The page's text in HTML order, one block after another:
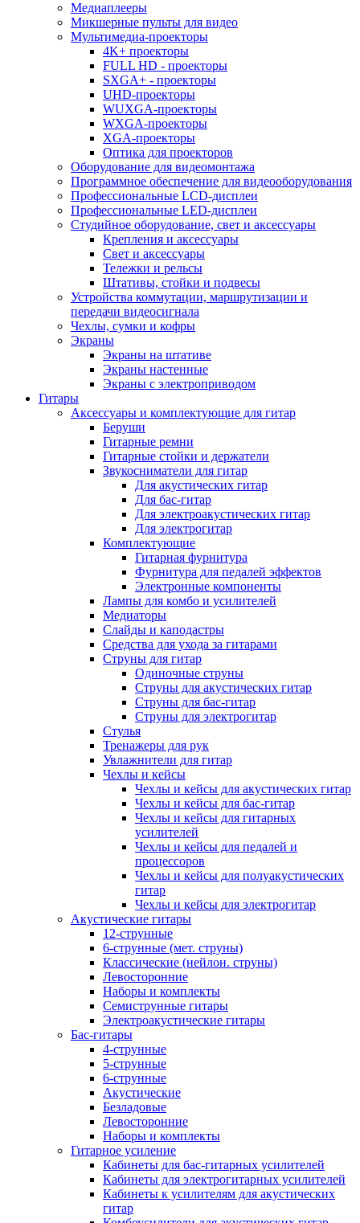
Медиаплееры
Микшерные пульты для видео
Мультимедиа-проекторы
4K+ проекторы
FULL HD - проекторы
SXGA+ - проекторы
UHD-проекторы
WUXGA-проекторы
WXGA-проекторы
XGA-проекторы
Оптика для проекторов
Оборудование для видеомонтажа
Программное обеспечение для видеооборудования
Профессиональные LCD-дисплеи
Профессиональные LED-дисплеи
Студийное оборудование, свет и аксессуары
Крепления и аксессуары
Свет и аксессуары
Тележки и рельсы
Штативы, стойки и подвесы
Устройства коммутации, маршрутизации и
передачи видеосигнала
Чехлы, сумки и кофры
Экраны
Экраны на штативе
Экраны настенные
Экраны с электроприводом
Гитары
Аксессуары и комплектующие для гитар
Беруши
Гитарные ремни
Гитарные стойки и держатели
Звукосниматели для гитар
Для акустических гитар
Для бас-гитар
Для электроакустических гитар
Для электрогитар
Комплектующие
Гитарная фурнитура
Фурнитура для педалей эффектов
Электронные компоненты
Лампы для комбо и усилителей
Медиаторы
Слайды и каподастры
Средства для ухода за гитарами
Струны для гитар
Одиночные струны
Струны для акустических гитар
Струны для бас-гитар
Струны для электрогитар
Стулья
Тренажеры для рук
Увлажнители для гитар
Чехлы и кейсы
Чехлы и кейсы для акустических гитар
Чехлы и кейсы для бас-гитар
Чехлы и кейсы для гитарных
усилителей
Чехлы и кейсы для педалей и
процессоров
Чехлы и кейсы для полуакустических
гитар
Чехлы и кейсы для электрогитар
Акустические гитары
12-струнные
6-струнные (мет. струны)
Классические (нейлон. струны)
Левосторонние
Наборы и комплекты
Семиструнные гитары
Электроакустические гитары
Бас-гитары
4-струнные
5-струнные
6-струнные
Акустические
Безладовые
Левосторонние
Наборы и комплекты
Гитарное усиление
Кабинеты для бас-гитарных усилителей
Кабинеты для электрогитарных усилителей
Кабинеты к усилителям для акустических
гитар